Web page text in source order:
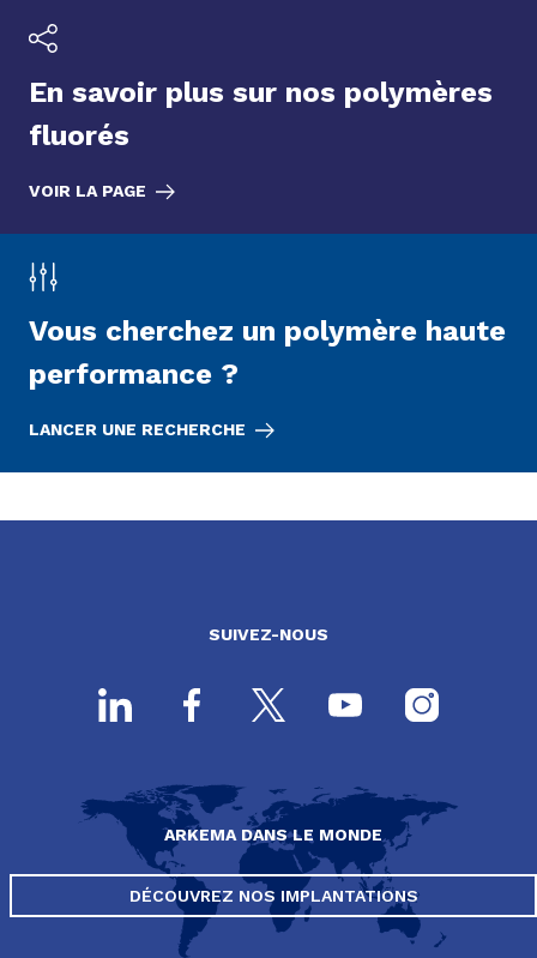
En savoir plus sur nos polymères
fluorés
VOIR LA PAGE
Vous cherchez un polymère haute
performance ?
LANCER UNE RECHERCHE
SUIVEZ-NOUS
ARKEMA DANS LE MONDE
DÉCOUVREZ NOS IMPLANTATIONS